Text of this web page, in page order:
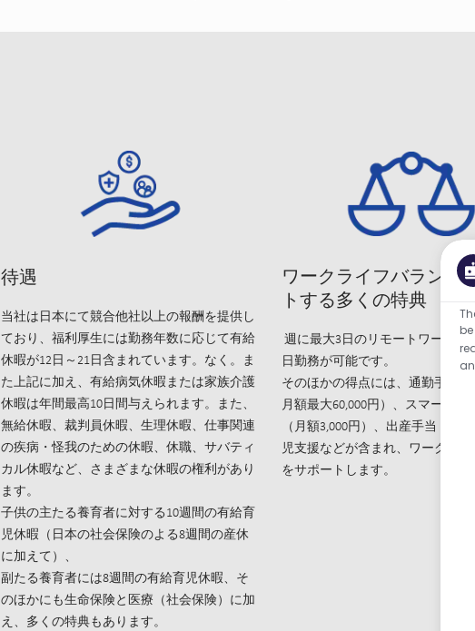
待遇
当社は日本にて競合他社以上の報酬を提供し
ており、福利厚生には勤務年数に応じて有給
休暇が12日～21日含まれています。なく。ま
た上記に加え、有給病気休暇または家族介護
休暇は年間最高10日間与えられます。また、
無給休暇、裁判員休暇、生理休暇、仕事関連
の疾病・怪我のための休暇、休職、サバティ
カル休暇など、さまざまな休暇の権利があり
ます。
子供の主たる養育者に対する10週間の有給育
児休暇（日本の社会保険のよる8週間の産休
に加えて）、
副たる養育者には8週間の有給育児休暇、そ
のほかにも生命保険と医療（社会保険）に加
え、多くの特典もあります。
ワークライフバランス
トする多くの特典
週に最大3日のリモートワーク、
日勤務が可能です。
そのほかの得点には、通勤手当（
月額最大60,000円）、スマートワ
（月額3,000円）、出産手当（
児支援などが含まれ、ワークライ
をサポートします。